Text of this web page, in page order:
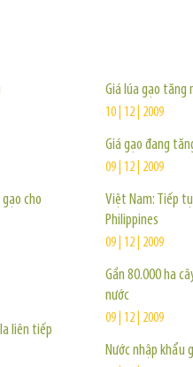
cho
liên tiếp
Giá lúa gạo tăng
10 | 12 | 2009
Giá gạo đang
09 | 12 | 2009
Việt Nam: Tiếp
Philippines
09 | 12 | 2009
Gần 80.000 ha
nước
09 | 12 | 2009
Nước nhập khẩu